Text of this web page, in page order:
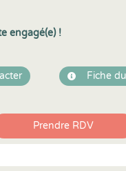
engagé(e) !
Fiche
Prendre RDV